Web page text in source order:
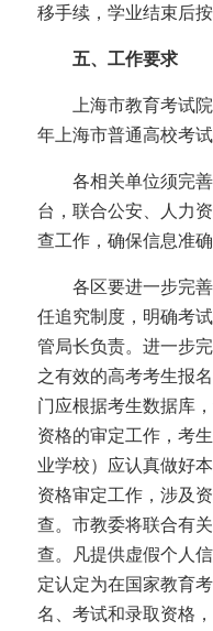
移手续，学业结束后
五、工作要求
上海市教育考试院
年上海市普通高校考
各相关单位须完善
台，联合公安、人力
查工作，确保信息准确
各区要进一步完善
任追究制度，明确考
管局长负责。进一步
之有效的高考考生报
门应根据考生数据库
资格的审定工作，考
业学校）应认真做好
资格审定工作，涉及
查。市教委将联合有
查。凡提供虚假个人
定认定为在国家教育
名、考试和录取资格